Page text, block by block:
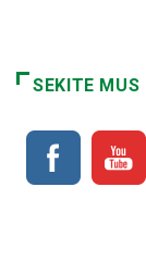
SEKITE MUS